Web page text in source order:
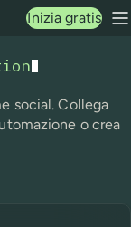
Inizia gratis
per i social
social. Collega
o crea